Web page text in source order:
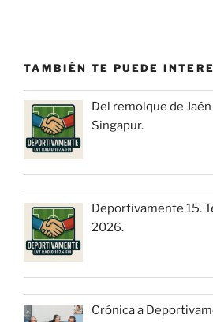
TAMBIÉN TE PUEDE
Del remolque de
Singapur.
Deportivamente 15.
2026.
Crónica a